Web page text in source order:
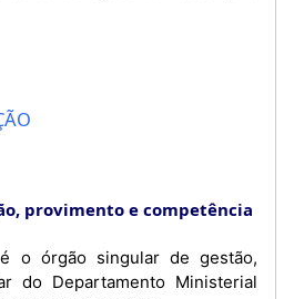
provimento e competência
do Departamento Ministerial